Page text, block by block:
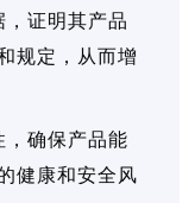
，证明其产品
规定，从而增
，确保产品能
健康和安全风